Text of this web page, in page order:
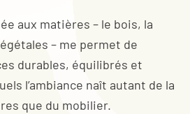
aux matières – le bois, la
– me permet de
durables, équilibrés et
l’ambiance naît autant de la
que du mobilier.